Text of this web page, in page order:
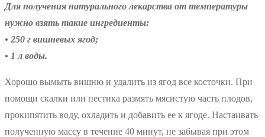
Для получения натурального лекарства от температуры
нужно взять такие ингредиенты:
• 250 г вишневых ягод;
• 1 л воды.
Хорошо вымыть вишню и удалить из ягод все косточки. При
помощи скалки или пестика размять мясистую часть плодов,
прокипятить воду, охладить и добавить ее к ягоде. Настаивать
полученную массу в течение 40 минут, не забывая при этом